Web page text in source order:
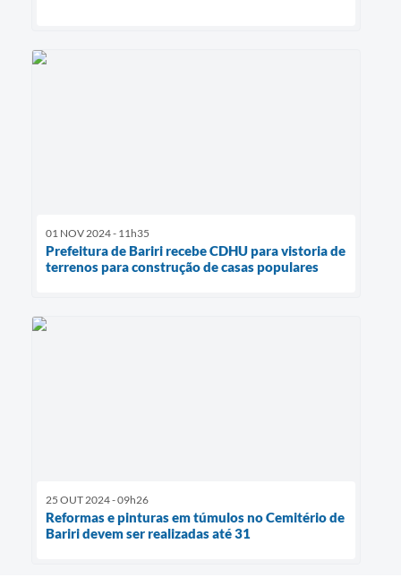
01 NOV 2024 - 11h35
Prefeitura de Bariri recebe CDHU para vistoria de
terrenos para construção de casas populares
25 OUT 2024 - 09h26
Reformas e pinturas em túmulos no Cemitério de
Bariri devem ser realizadas até 31